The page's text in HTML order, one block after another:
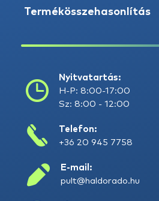
Termékösszehasonlítás
Nyitvatartás:
H-P: 8:00-17:00
Sz: 8:00 - 12:00
Telefon:
+36 20 945 7758
E-mail:
pult@haldorado.hu